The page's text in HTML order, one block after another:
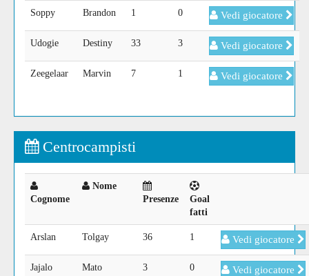
Soppy Brandon 1 0 Vedi giocatore
Udogie Destiny 33 3 Vedi giocatore
Zeegelaar Marvin 7 1 Vedi giocatore
Centrocampisti
Cognome
Nome
Presenze
Goal
fatti
Arslan Tolgay 36 1 Vedi giocatore
Jajalo Mato 3 0 Vedi giocatore